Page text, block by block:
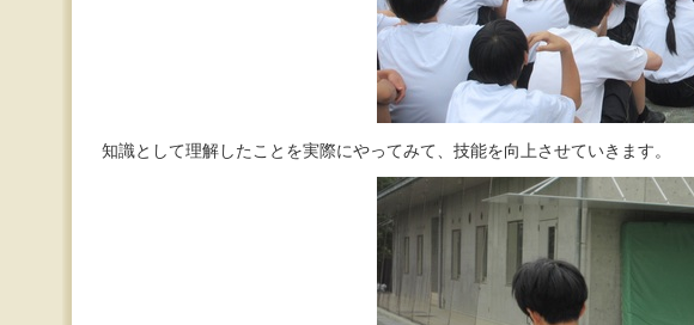
知識として理解したことを実際にやってみて、技能を向上させていきます。